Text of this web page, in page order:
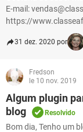
E-mail:
https://
31 dez. 2020 por
Fredson
le 10 nov. 2019
Algum plugin
blog
Resolvido
Bom dia, Tenho um